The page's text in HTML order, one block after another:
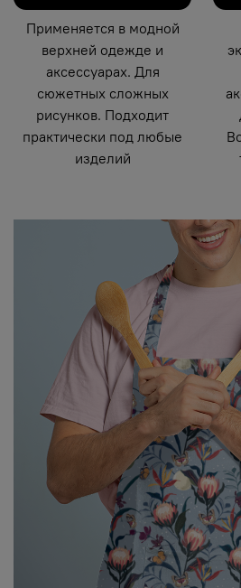
Применяется в модной
верхней одежде и
аксессуарах. Для
сюжетных сложных
рисунков. Подходит
практически под любые
изделий